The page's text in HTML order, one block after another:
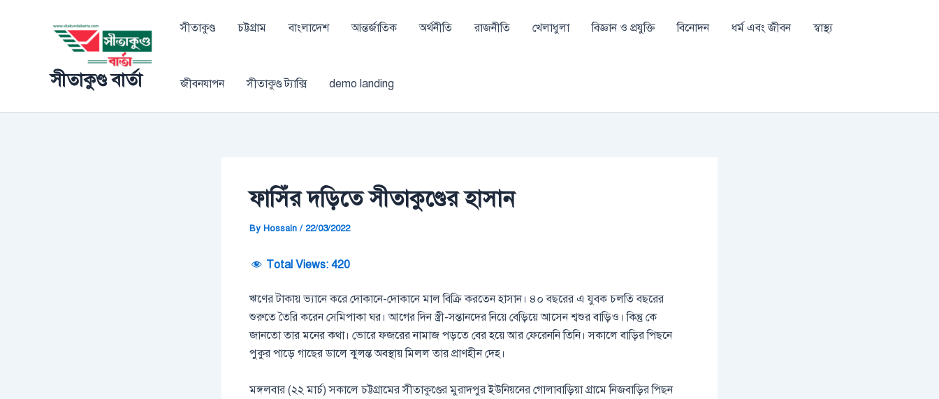
সীতাকুণ্ড বার্তা
সীতাকুণ্ড চট্টগ্রাম বাংলাদেশ আন্তর্জাতিক অর্থনীতি রাজনীতি খেলাধুলা বিজ্ঞান ও প্রযুক্তি বিনোদন ধর্ম এবং জীবন স্বাস্থ্য
জীবনযাপন সীতাকুণ্ড ট্যাক্সি demo landing
ফাসিঁর দড়িতে সীতাকুণ্ডের হাসান
By Hossain /22/03/2022
Total Views: 420
ঋণের টাকায় ভ্যানে করে দোকানে-দোকানে মাল বিক্রি করতেন হাসান। ৪০ বছরের এ যুবক চলতি বছরের
শুরুতে তৈরি করেন সেমিপাকা ঘর। আগের দিন স্ত্রী-সন্তানদের নিয়ে বেড়িয়ে আসেন শ্বশুর বাড়িও। কিন্তু কে
জানতো তার মনের কথা। ভোরে ফজরের নামাজ পড়তে বের হয়ে আর ফেরেননি তিনি। সকালে বাড়ির পিছনে
পুকুর পাড়ে গাছের ডালে ঝুলন্ত অবস্থায় মিলল তার প্রাণহীন দেহ।
মঙ্গলবার (২২ মার্চ) সকালে চট্টগ্রামের সীতাকুণ্ডের মুরাদপুর ইউনিয়নের গোলাবাড়িয়া গ্রামে নিজবাড়ির পিছন
navigation